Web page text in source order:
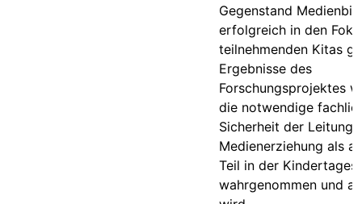
Gegenstand
erfolgreich in den
teilnehmenden Kitas
Ergebnisse des
Forschungsprojektes
die notwendige
Sicherheit der Leitung
Medienerziehung als
Teil in der
wahrgenommen und